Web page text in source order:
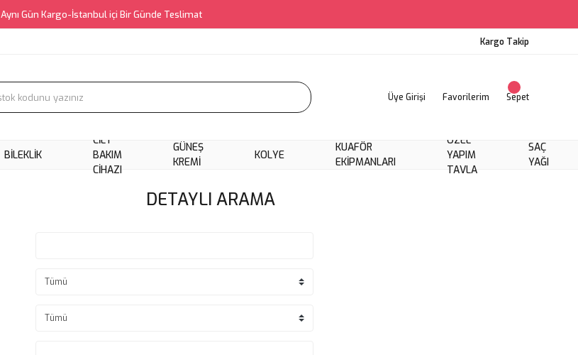
Aynı Gün Kargo-İstanbul içi Bir Günde Teslimat
Kargo Takip
Üye Girişi Favorilerim Sepet
BILEKLIK
CILT
BAKIM
CIHAZI
GÜNEŞ
KREMI
KOLYE
KUAFÖR
EKIPMANLARI
ÖZEL
YAPIM
TAVLA
SAÇ
YAĞI
DETAYLI ARAMA